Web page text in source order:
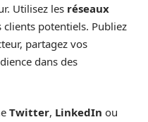
Utilisez les réseaux
potentiels. Publiez
partagez vos
dans des
Twitter, LinkedIn ou